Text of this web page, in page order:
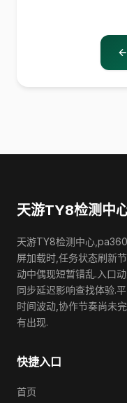
天游TY8检测中
天游TY8检测中心
屏加载时,任务状态刷新
动中偶现短暂错乱.入口
同步延迟影响查找体验.
时间波动,协作节奏尚未
有出现.
快捷入口
首页